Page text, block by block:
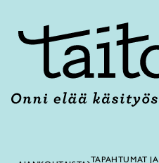
TAPAHTUMAT JA